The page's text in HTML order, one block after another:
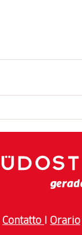
nelle
di Sambuco,
Ascona-
Sentieri
dotazioni per
vive nello
50 m.
Contatto Orario